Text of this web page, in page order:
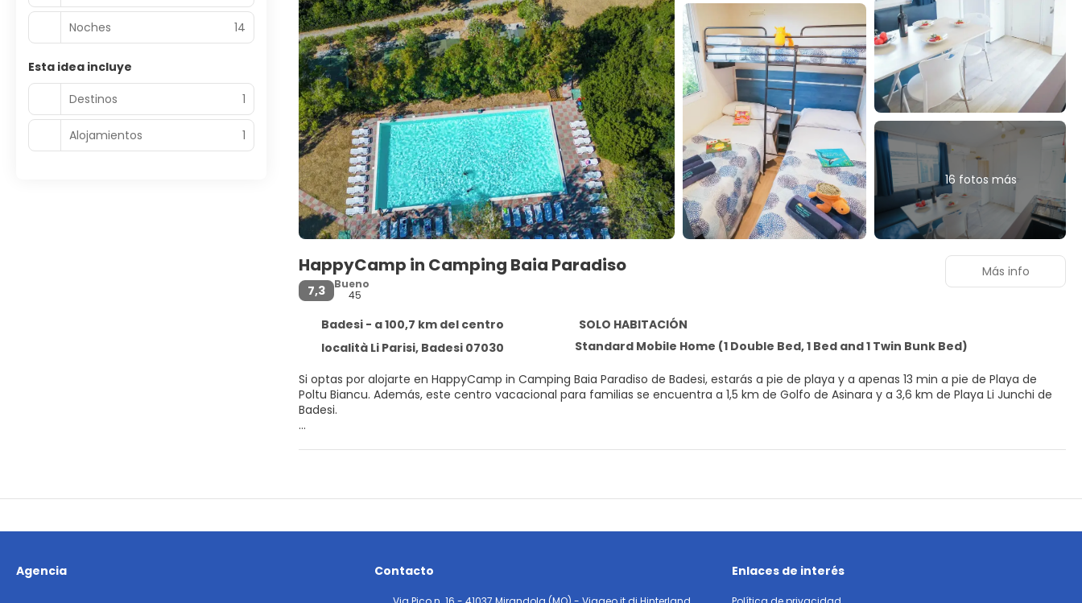
16 fotos más
HappyCamp in Camping Baia Paradiso
7,3
Bueno
45
Badesi - a 100,7 km del centro
SOLO HABITACIÓN
località Li Parisi, Badesi 07030
Standard Mobile Home (1 Double Bed, 1 Bed and 1 Twin Bunk Bed)
Si optas por alojarte en HappyCamp in Camping Baia Paradiso de Badesi, estarás a pie de playa y a apenas 13 min a pie de Playa de
Poltu Biancu. Además, este centro vacacional para familias se encuentra a 1,5 km de Golfo de Asinara y a 3,6 km de Playa Li Junchi de
Badesi.
Más info
Noches 14
Esta idea incluye
Destinos
1
Alojamientos 1
Agencia Contacto Enlaces de interés